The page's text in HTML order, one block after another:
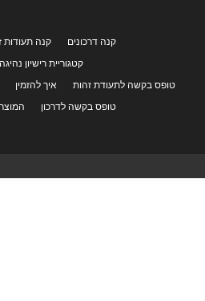
קנה תעודות
קנה דרכונים
קטגוריית רישיון נהיגה
איך להזמין
טופס בקשה לתעודת זהות
טופס בקשה לדרכון